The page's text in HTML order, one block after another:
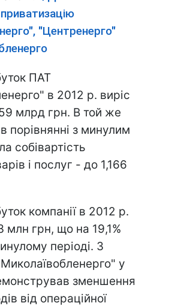
"Центренерго"
ПАТ
в 2012 р. виріс
млрд грн. В той же
порівнянні з минулим
собівартість
і послуг - до 1,166
компанії в 2012 р.
млн грн, що на 19,1%
періоді. З
у
зменшення
від операційної